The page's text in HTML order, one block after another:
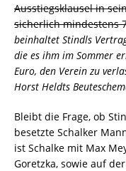
Ausstiegsklausel in
sicherlich mindestens
beinhaltet Stindls
die es ihm im Sommer
Euro, den Verein zu
Horst Heldts
Bleibt die Frage, ob
besetzte Schalker
ist Schalke mit Max
Goretzka, sowie auf